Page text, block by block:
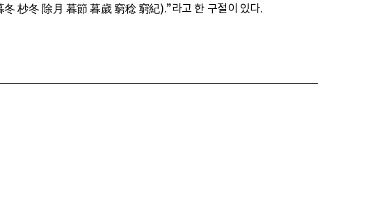
杪冬 除月 暮節 暮歲 窮稔 窮紀).”라고 한 구절이 있다.